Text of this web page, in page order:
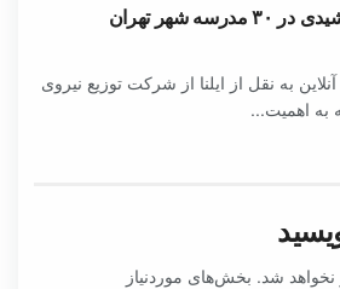
شهر تهران
به نقل از ایلنا از شرکت توزیع نیروی
به اهمیت...
شد. بخش‌های موردنیاز